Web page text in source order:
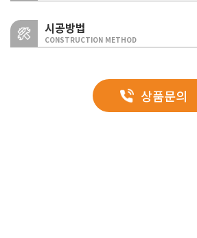
시공성
건식공법으로 치장벽돌이나 치장타일에 비해 공기
인력 투입이 적고 유지보수가 편리해 공사비가 저렴
시공방법
CONSTRUCTION METHOD
제품 이미지
PRODUCT IMAGE 상품문의